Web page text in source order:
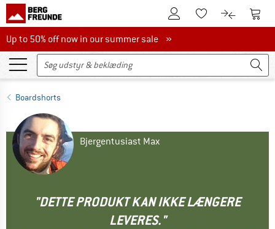
Til kundekontoenTil huskesedlen.
Til Til
Up to 50% off now in our summer sale
Up to 50% off now in our summer sale »
Boardshorts
Bjergentusiast Max
"DETTE PRODUKT KAN IKKE LÆNGERE
LEVERES."